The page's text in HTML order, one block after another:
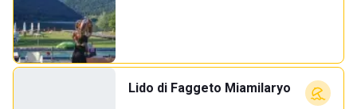
Lido di Faggeto Miamilaryo